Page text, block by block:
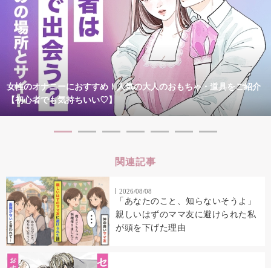
女性のオナニーにおすすめ！人気の大人のおもちゃ・道具をご紹介
【初心者でも気持ちいい♡】
関連記事
2026/08/08
「あなたのこと、知らないそうよ」
親しいはずのママ友に避けられた私
が頭を下げた理由